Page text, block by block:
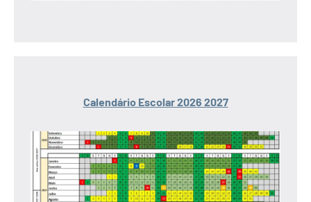
Calendário Escolar 2026 2027